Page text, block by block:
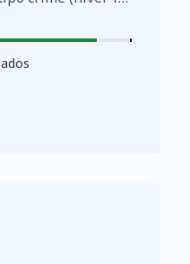
intervenientes